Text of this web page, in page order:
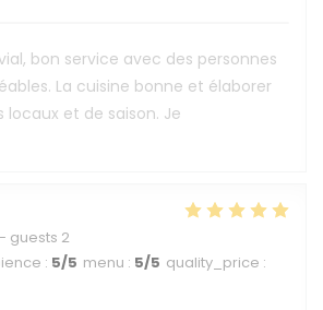
bon service avec des personnes
La cuisine bonne et élaborer
locaux et de saison. Je
guests 2
: 5/5 menu : 5/5 quality_price :